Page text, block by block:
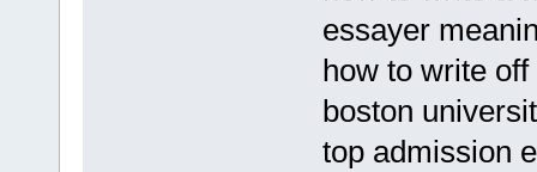
essayer
how to write
boston
top admission